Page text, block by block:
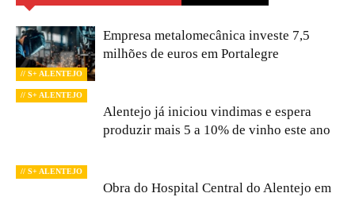
// S+ ALENTEJO
Empresa metalomecânica investe 7,5
milhões de euros em Portalegre
// S+ ALENTEJO
Alentejo já iniciou vindimas e espera
produzir mais 5 a 10% de vinho este ano
// S+ ALENTEJO
Obra do Hospital Central do Alentejo em